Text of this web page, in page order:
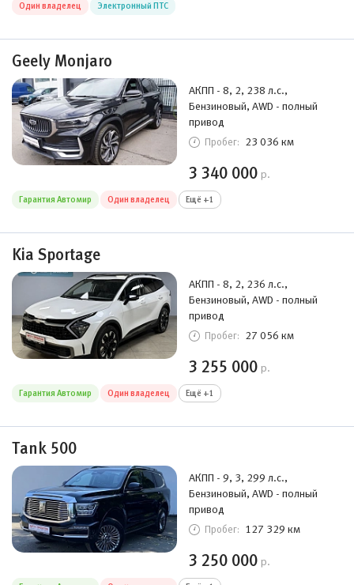
Один владелец Электронный ПТС
Geely Monjaro
АКПП - 8, 2, 238 л.с.,
Бензиновый, AWD - полный
привод
Пробег: 23 036 км
3 340 000 р.
Гарантия Автомир Один владелец Ещё +1
Kia Sportage
АКПП - 8, 2, 236 л.с.,
Бензиновый, AWD - полный
привод
Пробег: 27 056 км
3 255 000 р.
Гарантия Автомир Один владелец Ещё +1
Tank 500
АКПП - 9, 3, 299 л.с.,
Бензиновый, AWD - полный
привод
Пробег: 127 329 км
3 250 000 р.